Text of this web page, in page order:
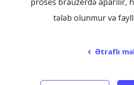
tələb olunmur və
Ətraflı